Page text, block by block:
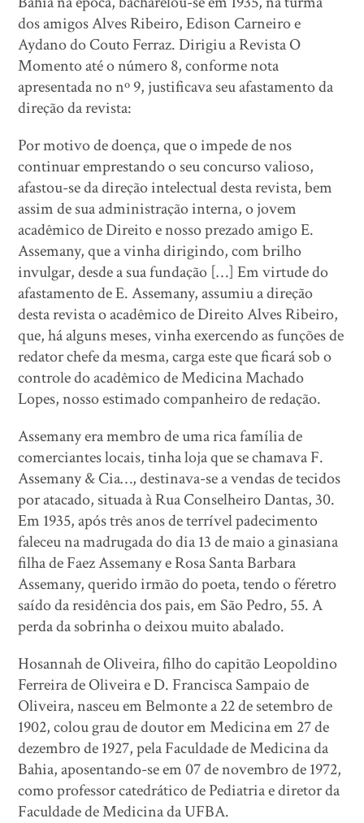
dos amigos Alves Ribeiro, Edison Carneiro e
Aydano do Couto Ferraz. Dirigiu a Revista O
Momento até o número 8, conforme nota
apresentada no nº 9, justificava seu afastamento da
direção da revista:
Por motivo de doença, que o impede de nos
continuar emprestando o seu concurso valioso,
afastou-se da direção intelectual desta revista, bem
assim de sua administração interna, o jovem
acadêmico de Direito e nosso prezado amigo E.
Assemany, que a vinha dirigindo, com brilho
invulgar, desde a sua fundação […] Em virtude do
afastamento de E. Assemany, assumiu a direção
desta revista o acadêmico de Direito Alves Ribeiro,
que, há alguns meses, vinha exercendo as funções de
redator chefe da mesma, carga este que ficará sob o
controle do acadêmico de Medicina Machado
Lopes, nosso estimado companheiro de redação.
Assemany era membro de uma rica família de
comerciantes locais, tinha loja que se chamava F.
Assemany & Cia…, destinava-se a vendas de tecidos
por atacado, situada à Rua Conselheiro Dantas, 30.
Em 1935, após três anos de terrível padecimento
faleceu na madrugada do dia 13 de maio a ginasiana
filha de Faez Assemany e Rosa Santa Barbara
Assemany, querido irmão do poeta, tendo o féretro
saído da residência dos pais, em São Pedro, 55. A
perda da sobrinha o deixou muito abalado.
Hosannah de Oliveira, filho do capitão Leopoldino
Ferreira de Oliveira e D. Francisca Sampaio de
Oliveira, nasceu em Belmonte a 22 de setembro de
1902, colou grau de doutor em Medicina em 27 de
dezembro de 1927, pela Faculdade de Medicina da
Bahia, aposentando-se em 07 de novembro de 1972,
como professor catedrático de Pediatria e diretor da
Faculdade de Medicina da UFBA.